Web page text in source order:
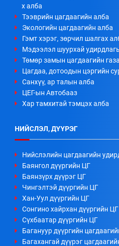
х алба
Тээврийн цагдаагийн алба
Экологийн цагдаагийн алба
Гэмт хэрэг, зөрчил шалгах
Мэдээлэл шуурхай
Төмөр замын цагдаагийн
Цагдаа, дотоодын цэргийн
Санхүү, ар талын алба
ЦЕГ-ын Автобааз
Хар тамхитай тэмцэх алба
НИЙСЛЭЛ, ДҮҮРЭГ
Нийслэлийн цагдаагийн
Баянгол дүүргийн ЦГ
Баянзүрх дүүрэг ЦГ
Чингэлтэй дүүргийн ЦГ
Хан-Уул дүүргийн ЦГ
Сонгино хайрхан дүүргийн ЦГ
Сүхбаатар дүүргийн ЦГ
Багануур дүүргийн
Багахангай дүүрэг